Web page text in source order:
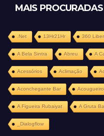
MAIS
.Net 13Hr21Hr 360
A Bela Sintra Abreu A
Acessórios Aclimação
Aconchegante Bar Acougueiro
A Figueira Rubaiyat A Gruta
_Dialogflow